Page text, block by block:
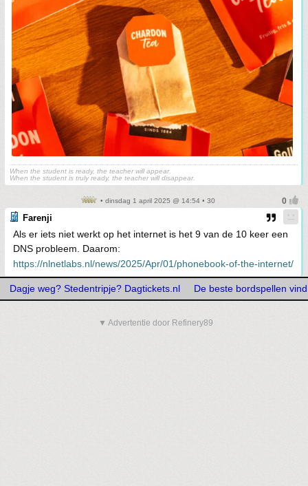
When the student is ready, the teacher will appear.
When the student is truly ready, the teacher will disappear.
• dinsdag 1 april 2025 @ 14:54 • 30
Farenji
Als er iets niet werkt op het internet is het 9 van de 10 keer een
DNS probleem. Daarom:
https://nlnetlabs.nl/news/2025/Apr/01/phonebook-of-the-internet/
Dagje weg? Stedentripje? Dagtickets.nl De beste bordspellen
▼ Advertentie door Refinery89